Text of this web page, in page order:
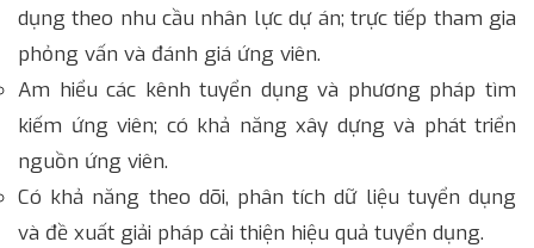
dụng theo nhu cầu nhân lực dự án; trực tiếp tham gia
phỏng vấn và đánh giá ứng viên.
Am hiểu các kênh tuyển dụng và phương pháp tìm
kiếm ứng viên; có khả năng xây dựng và phát triển
nguồn ứng viên.
Có khả năng theo dõi, phân tích dữ liệu tuyển dụng
và đề xuất giải pháp cải thiện hiệu quả tuyển dụng.